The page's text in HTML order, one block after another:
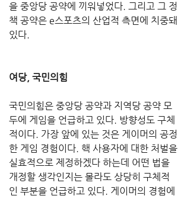
을 중앙당 공약에 끼워넣었다. 그리고 그 정
책 공약은 e스포츠의 산업적 측면에 치중돼
있다.
여당, 국민의힘
국민의힘은 중앙당 공약과 지역당 공약 모
두에 게임을 언급하고 있다. 방향성도 구체
적이다. 가장 앞에 있는 것은 게이머의 공정
한 게임 경험이다. 핵 사용자에 대한 처벌을
실효적으로 제정하겠다 하는데 어떤 법을
개정할 생각인지는 몰라도 상당히 구체적
인 부분을 언급하고 있다. 게이머의 경험에